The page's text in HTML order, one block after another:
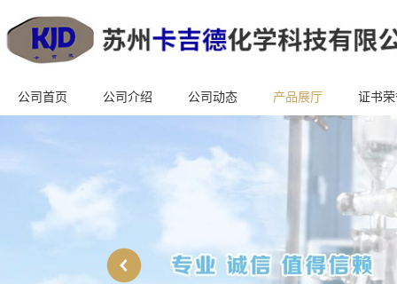
公司首页 公司介绍 公司动态 产品展厅 证书